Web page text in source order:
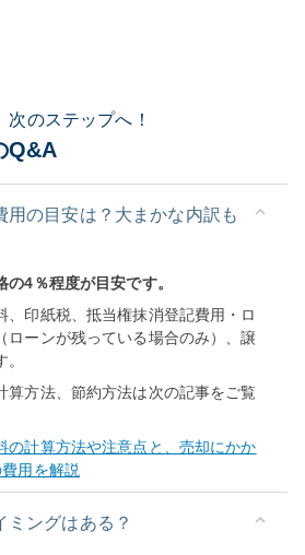
のステップへ！
Q&A
用の目安は？大まかな内訳も
4％程度が目安です。
、印紙税、抵当権抹消登記費用・ロ
ローンが残っている場合のみ）、譲
算方法、節約方法は次の記事をご覧
の計算方法や注意点と、売却にかか
用を解説
ミングはある？